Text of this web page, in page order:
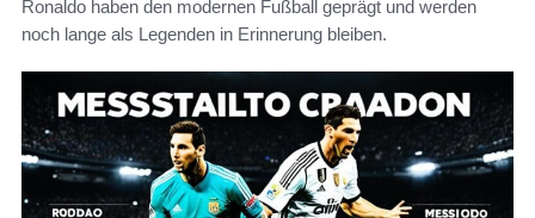
Ronaldo haben den modernen Fußball geprägt und werden
noch lange als Legenden in Erinnerung bleiben.